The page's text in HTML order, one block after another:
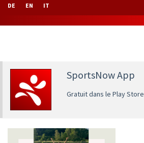
DE EN IT
SportsNow App
Gratuit dans le Play Store